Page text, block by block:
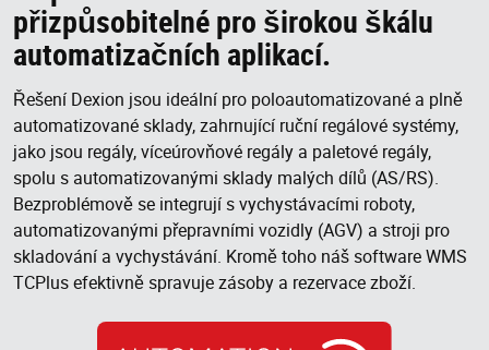
přizpůsobitelné pro širokou škálu
automatizačních aplikací.
Řešení Dexion jsou ideální pro poloautomatizované a plně
automatizované sklady, zahrnující ruční regálové systémy,
jako jsou regály, víceúrovňové regály a paletové regály,
spolu s automatizovanými sklady malých dílů (AS/RS).
Bezproblémově se integrují s vychystávacími roboty,
automatizovanými přepravními vozidly (AGV) a stroji pro
skladování a vychystávání. Kromě toho náš software WMS
TCPlus efektivně spravuje zásoby a rezervace zboží.